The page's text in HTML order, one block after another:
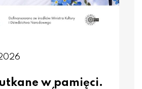
w pamięci.